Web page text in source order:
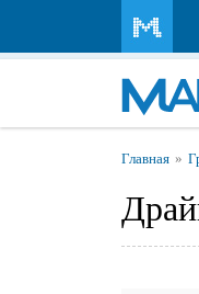
Вы
Главная